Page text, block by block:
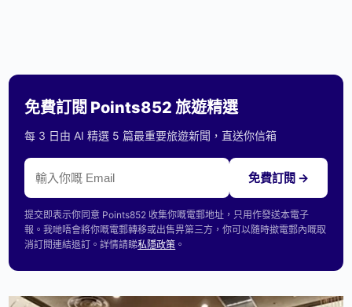
免費訂閱 Points852 旅遊精選
每 3 日由 AI 精選 5 篇最重要旅遊新聞，直送你信箱
免費訂閱 →
提交即表示你同意 Points852 收集你嘅電郵地址，只用作發送本電子
報。我哋唔會將你嘅電郵轉移或出售畀第三方，你可以隨時撳電郵內嘅取
消訂閱連結退訂。詳情請睇私隱政策 。